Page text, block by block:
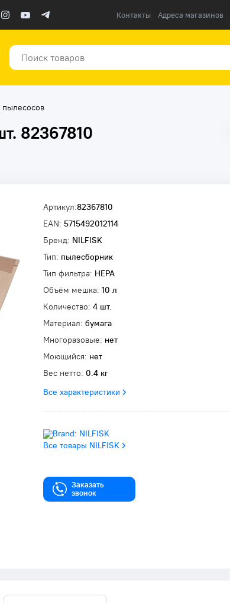
Контакты Адреса магазинов
пылесосов
82367810
Артикул:82367810
EAN: 5715492012114
Бренд: NILFISK
Тип: пылесборник
Тип фильтра: HEPA
Объём мешка: 10 л
Количество: 4 шт.
Материал: бумага
Многоразовые: нет
Моющийся: нет
Вес нетто: 0.4 кг
Все характеристики
Все товары NILFISK
Заказать
звонок